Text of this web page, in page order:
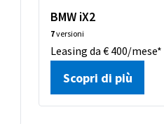
BMW iX2
7versioni
Leasing da € 400/mese*
Scopri di più